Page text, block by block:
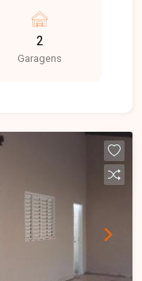
construída em
com
no fundo,
e
Uma
busca espaço,
em contato
2
Garagens